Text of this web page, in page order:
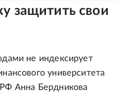
защитить свои
не индексирует
университета
Анна Бердникова